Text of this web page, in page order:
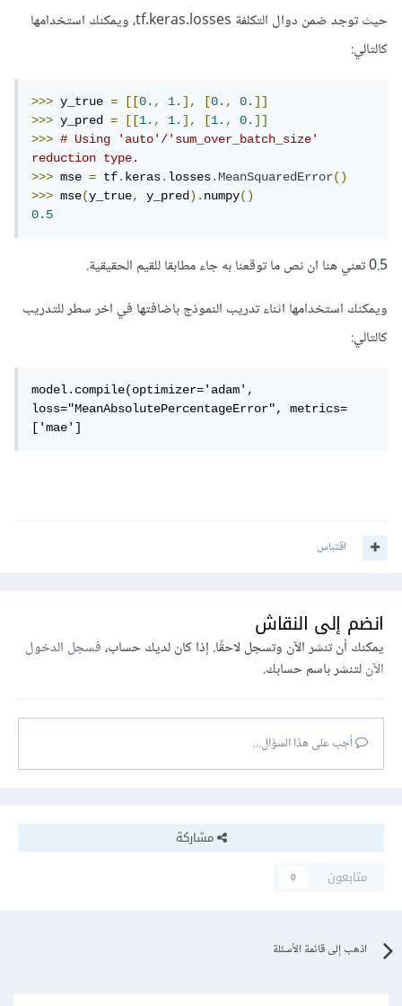
حيث توجد ضمن دوال التكلفة tf.keras.losses، ويمكنك استخدامها
كالتالي:
>>> y_true = [[0., 1.], [0., 0.]]
>>> y_pred = [[1., 1.], [1., 0.]]
>>>
# Using 'auto'/'sum_over_batch_size'
reduction type.
>>> mse = tf.keras.losses.MeanSquaredError()
>>> mse(y_true, y_pred).numpy()
0.5
0.5 تعني هنا ان نص ما توقعنا به جاء مطابقا للقيم الحقيقية.
ويمكنك استخدامها اثناء تدريب النموذج باضافتها في اخر سطر للتدريب
كالتالي:
model.compile(optimizer='adam',
loss="MeanAbsolutePercentageError", metrics=
['mae']
اقتباس
انضم إلى النقاش
يمكنك أن تنشر الآن وتسجل لاحقًا. إذا كان لديك حساب،فسجل الدخول
الآنلتنشر باسم حسابك.
أجب على هذا السؤال...
مشاركة
متابعون
0
اذهب إلى قائمة الأسئلة